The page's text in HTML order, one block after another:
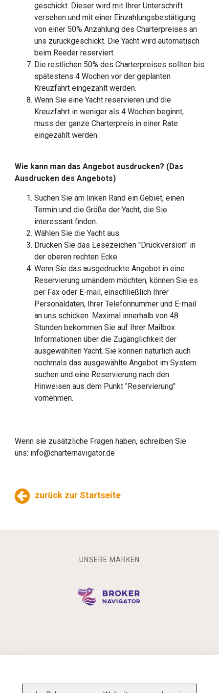
geschickt. Dieser wird mit Ihrer Unterschrift
versehen und mit einer Einzahlungsbestätigung
von einer 50% Anzahlung des Charterpreises an
uns zurückgeschickt. Die Yacht wird automatisch
beim Reeder reserviert.
Die restlichen 50% des Charterpreises sollten bis
spätestens 4 Wochen vor der geplanten
Kreuzfahrt eingezahlt werden.
Wenn Sie eine Yacht reservieren und die
Kreuzfahrt in weniger als 4 Wochen beginnt,
muss der ganze Charterpreis in einer Rate
eingezahlt werden.
Wie kann man das Angebot ausdrucken? (Das
Ausdrucken des Angebots)
Suchen Sie am linken Rand ein Gebiet, einen
Termin und die Größe der Yacht, die Sie
interessant finden.
Wählen Sie die Yacht aus.
Drucken Sie das Lesezeichen "Druckversion" in
der oberen rechten Ecke.
Wenn Sie das ausgedruckte Angebot in eine
Reservierung umändern möchten, können Sie es
per Fax oder E-mail, einschließlich Ihrer
Personaldaten, Ihrer Telefonnummer und E-mail
an uns schicken. Maximal innerhalb von 48
Stunden bekommen Sie auf Ihrer Mailbox
Informationen über die Zugänglichkeit der
ausgewählten Yacht. Sie können natürlich auch
nochmals das ausgewählte Angebot im System
suchen und eine Reservierung nach den
Hinweisen aus dem Punkt "Reservierung"
vornehmen.
Wenn sie zusätzliche Fragen haben, schreiben Sie
uns: info@charternavigator.de
zurück zur Startseite
UNSERE MARKEN
INFORMATIONSPFLICHT